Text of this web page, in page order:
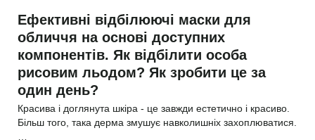
Ефективні відбілюючі маски для
обличчя на основі доступних
компонентів. Як відбілити особа
рисовим льодом? Як зробити це за
один день?
Красива і доглянута шкіра - це завжди естетично і красиво.
Більш того, така дерма змушує навколишніх захоплюватися.